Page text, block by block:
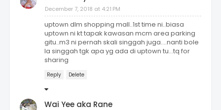
December 7, 2018 at 4:21 PM
uptown dlm shopping mall..1st time ni..biasa
uptown ni kt tapak kawasan mcm area parking
gitu..m3 ni pernah skali singgah juga....nanti bole
la singgah tgk apa yg ada di uptown tu...tq for
sharing
Reply Delete
Wai Yee aka Rane